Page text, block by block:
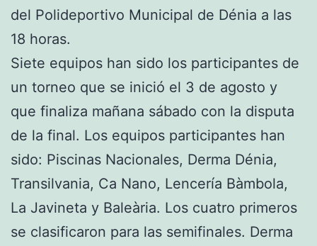
del Polideportivo Municipal de Dénia a las
18 horas.
Siete equipos han sido los participantes de
un torneo que se inició el 3 de agosto y
que finaliza mañana sábado con la disputa
de la final. Los equipos participantes han
sido: Piscinas Nacionales, Derma Dénia,
Transilvania, Ca Nano, Lencería Bàmbola,
La Javineta y Baleària. Los cuatro primeros
se clasificaron para las semifinales. Derma